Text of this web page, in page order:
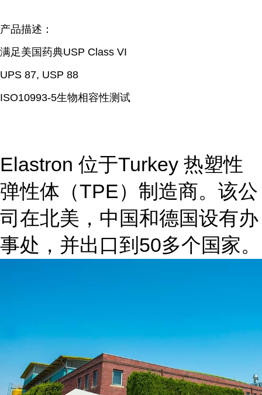
产品描述：
满足美国药典USP Class VI
UPS 87, USP 88
ISO10993-5生物相容性测试
Elastron 位于Turkey 热塑性
弹性体（TPE）制造商。该公
司在北美，中国和德国设有办
事处，并出口到50多个国家。